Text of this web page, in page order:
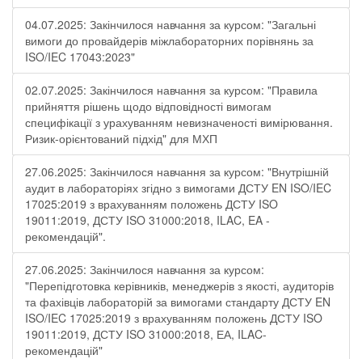
04.07.2025: Закінчилося навчання за курсом: "Загальні
вимоги до провайдерів міжлабораторних порівнянь за
ISO/IEC 17043:2023"
02.07.2025: Закінчилося навчання за курсом: "Правила
прийняття рішень щодо відповідності вимогам
специфікації з урахуванням невизначеності вимірювання.
Ризик-орієнтований підхід" для МХП
27.06.2025: Закінчилося навчання за курсом: "Внутрішній
аудит в лабораторіях згідно з вимогами ДСТУ EN ISO/IEC
17025:2019 з врахуванням положень ДСТУ ISO
19011:2019, ДСТУ ISO 31000:2018, ILAC, EA -
рекомендацій".
27.06.2025: Закінчилося навчання за курсом:
"Перепідготовка керівників, менеджерів з якості, аудиторів
та фахівців лабораторій за вимогами стандарту ДСТУ EN
ISO/IEC 17025:2019 з врахуванням положень ДСТУ ISO
19011:2019, ДСТУ ISO 31000:2018, ЕА, ILAC-
рекомендацій"